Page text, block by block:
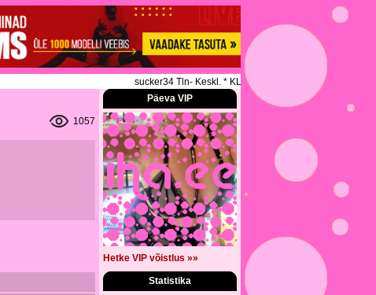
sucker34 Tln- Keskl. * KLASSIKALINE *
1057
Päeva VIP
Hetke VIP võistlus »»
Statistika